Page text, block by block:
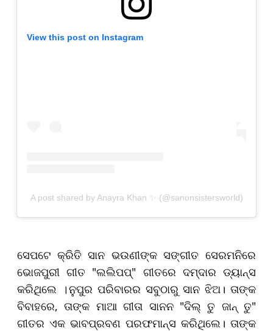
View this post on Instagram
A post shared by Anayra Khan ✨ (@sanonsistersworld)
ସେପଟେ କ୍ରିତି ସାନ ଭଉଣୀଙ୍କ ସଙ୍ଗୀତ ସେରମନିରେ
ଭୋଜପୁରୀ ଗୀତ "ଲଲିପପ୍" ଗୀତରେ ଦମ୍‌ଦାର ଡ୍ୟାନ୍ସ
କରିଥିଲେ
।ନୁପୁର ପରିବାରର ସବୁଠାରୁ ସାନ ଝିଅ। ତାଙ୍କ
ବିବାହରେ, ତାଙ୍କ ମାଆ ଗୀତା ସାନନ "ଦିଲ୍ ତୁ ଜାନ୍ ତୁ"
ଗୀତର ଏକ ଭାବପ୍ରବଣ ପରଫମାନ୍ସ କରିଥିଲେ। ତାଙ୍କ